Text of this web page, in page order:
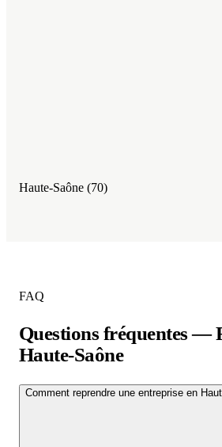
Haute-Saône (70)
FAQ
Questions fréquentes —
Haute-Saône
Comment reprendre une entreprise en